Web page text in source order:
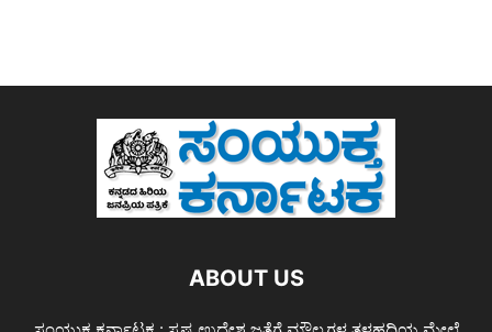
ABOUT US